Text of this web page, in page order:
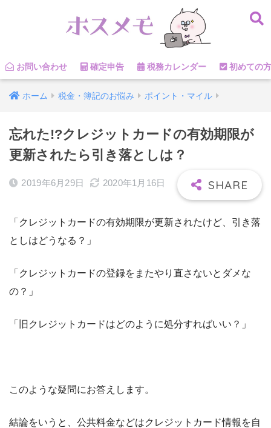
お問い合わせ 確定申告 税務カレンダー 初めての
ホーム 税金・簿記のお悩み ポイント・マイル
忘れた!?クレジットカードの有効期限が
更新されたら引き落としは？
2019年6月29日 2020年1月16日
「クレジットカードの有効期限が更新されたけど、引き落
としはどうなる？」
「クレジットカードの登録をまたやり直さないとダメな
の？」
「旧クレジットカードはどのように処分すればいい？」
このような疑問にお答えします。
結論をいうと、公共料金などはクレジットカード情報を自